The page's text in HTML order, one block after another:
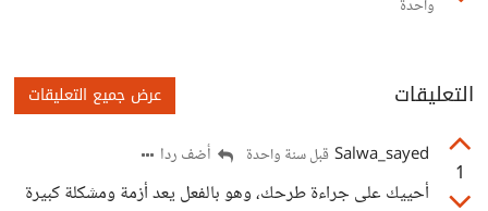
واحدة
التعليقات عرض جميع التعليقات
1
Salwa_sayed قبل سنة واحدة أضف ردا
أحييك على جراءة طرحك، وهو بالفعل يعد أزمة ومشكلة كبيرة